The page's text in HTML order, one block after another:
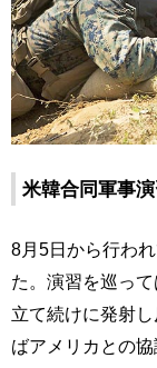
米韓合同軍事
8月5日から行わ
た。演習を巡っ
立て続けに発射
ばアメリカとの